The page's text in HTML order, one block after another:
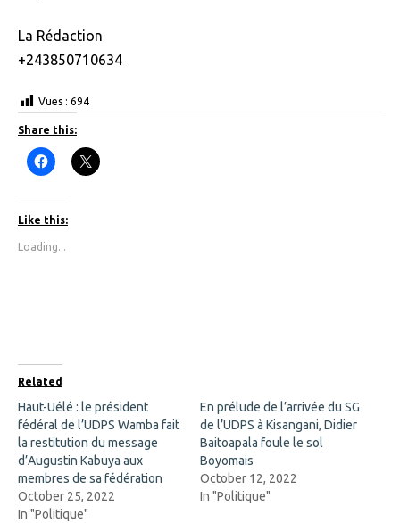
La Rédaction
+243850710634
Vues : 694
Share this:
C
l
k
t
o
h
b
o
o
k
(
O
p
e
n
s
i
n
n
e
C
l
i
n
n
e
w
w
i
n
d
Like this:
Loading...
Related
Haut-Uélé : le président
fédéral de l’UDPS Wamba fait
la restitution du message
d’Augustin Kabuya aux
membres de sa fédération
October 25, 2022
In "Politique"
En prélude de l’arrivée du SG
de l’UDPS à Kisangani, Didier
Baitoapala foule le sol
Boyomais
October 12, 2022
In "Politique"